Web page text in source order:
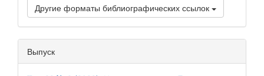
Другие форматы библиографических ссылок
Выпуск